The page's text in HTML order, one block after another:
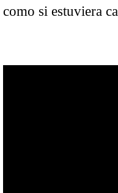
como si estuviera